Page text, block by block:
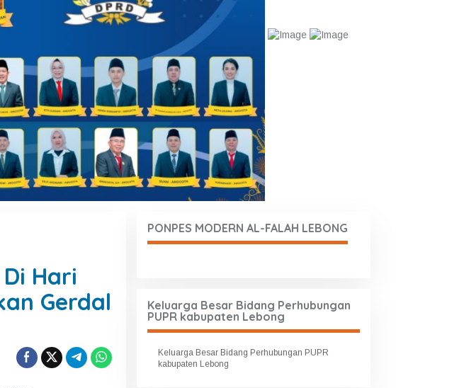
Hari
Gerdal
PONPES MODERN AL-FALAH LEBONG
Keluarga Besar Bidang Perhubungan
PUPR kabupaten Lebong
Keluarga Besar Bidang Perhubungan PUPR
kabupaten Lebong